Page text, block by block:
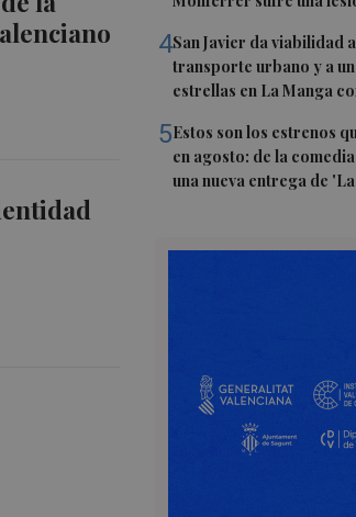
4San Javier da viabilidad
transporte urbano y a
estrellas en La Manga
5Estos son los estrenos
en agosto: de la
una nueva entrega de